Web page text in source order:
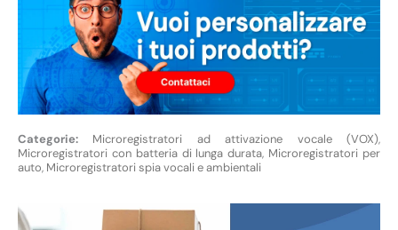
Microregistratori ad attivazione vocale (VOX),
Microregistratori con batteria di lunga durata, Microregistratori per
auto, Microregistratori spia vocali e ambientali